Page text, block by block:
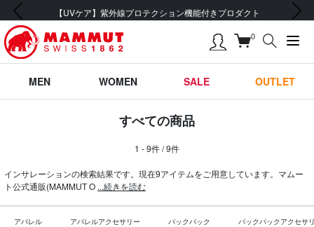
【UVケア】紫外線プロテクション機能付きプロダクト
前の画像 次の画像
0
MEN WOMEN SALE OUTLET
すべての商品
1 - 9件 / 9件
インサレーションの検索結果です。現在9アイテムをご用意しています。マムー
ト公式通販(MAMMUT O ...続きを読む
アパレル アパレルアクセサリー バックパック バックパックアクセサ